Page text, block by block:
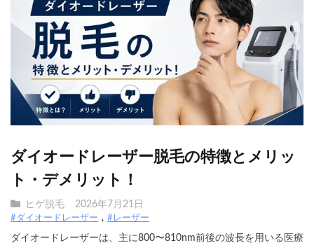
ダイオードレーザー脱毛の特徴とメリッ
ト・デメリット！
ヒゲ脱毛 2026年7月21日
#ダイオードレーザー #レーザー
ダイオードレーザーは、主に800〜810nm前後の波長を用いる医療